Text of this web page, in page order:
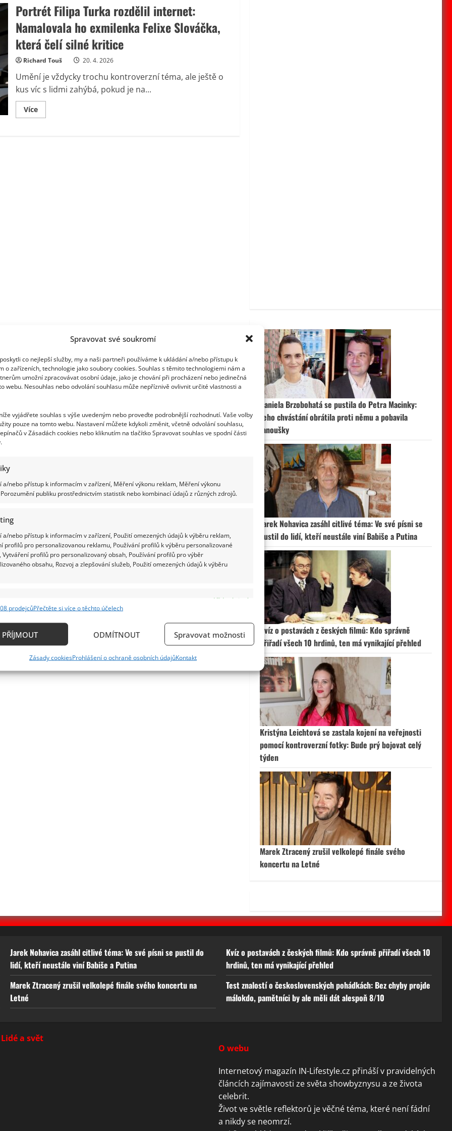
Spravovat své soukromí
co nejlepší služby, my a naši partneři používáme k ukládání a/nebo přístupu k
o zařízeních, technologie jako soubory cookies. Souhlas s těmito technologiemi nám a
umožní zpracovávat osobní údaje, jako je chování při procházení nebo jedinečná
webu. Nesouhlas nebo odvolání souhlasu může nepříznivě ovlivnit určité vlastnosti a
vyjádřete souhlas s výše uvedeným nebo proveďte podrobnější rozhodnutí. Vaše volby
pouze na tomto webu. Nastavení můžete kdykoli změnit, včetně odvolání souhlasu,
v Zásadách cookies nebo kliknutím na tlačítko Spravovat souhlas ve spodní části
a/nebo přístup k informacím v zařízení, Měření výkonu reklam, Měření výkonu
publiku prostřednictvím statistik nebo kombinací údajů z různých zdrojů.
a/nebo přístup k informacím v zařízení, Použití omezených údajů k výběru reklam,
profilů pro personalizovanou reklamu, Používání profilů k výběru personalizované
Vytváření profilů pro personalizovaný obsah, Používání profilů pro výběr
obsahu, Rozvoj a zlepšování služeb, Použití omezených údajů k výběru
Vždy aktivní
zařízení na základě automaticky přenášených informací.
aktivně požadovaných informací.
prodejcůPřečtěte si více o těchto účelech
PŘÍJMOUT ODMÍTNOUT Spravovat možnosti
Zásady cookiesProhlášení o ochraně osobních údajůKontakt
Portrét Filipa Turka rozdělil internet:
Namalovala ho exmilenka Felixe Slováčka,
která čelí silné kritice
Richard Touš 20. 4. 2026
Umění je vždycky trochu kontroverzní téma, ale ještě o
kus víc s lidmi zahýbá, pokud je na...
VíceRead
more
Daniela Brzobohatá se pustila do Petra Macinky:
Jeho chvástání obrátila proti němu a pobavila
fanoušky
Jarek Nohavica zasáhl citlivé téma: Ve své písni se
pustil do lidí, kteří neustále viní Babiše a Putina
Kvíz o postavách z českých filmů: Kdo správně
přiřadí všech 10 hrdinů, ten má vynikající přehled
Kristýna Leichtová se zastala kojení na veřejnosti
pomocí kontroverzní fotky: Bude prý bojovat celý
týden
Marek Ztracený zrušil velkolepé finále svého
koncertu na Letné
Jarek Nohavica zasáhl citlivé téma: Ve své písni se pustil do
lidí, kteří neustále viní Babiše a Putina
Kvíz o postavách z českých filmů: Kdo správně přiřadí všech 10
hrdinů, ten má vynikající přehled
Marek Ztracený zrušil velkolepé finále svého koncertu na
Letné
Test znalostí o československých pohádkách: Bez chyby projde
málokdo, pamětníci by ale měli dát alespoň 8/10
Lidé a svět
O webu
Internetový magazín IN-Lifestyle.cz přináší v pravidelných
článcích zajímavosti ze světa showbyznysu a ze života
celebrit.
Život ve světle reflektorů je věčné téma, které není fádní
a nikdy se neomrzí.